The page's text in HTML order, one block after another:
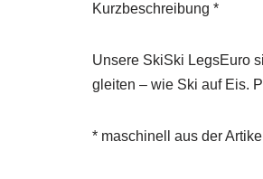
Kurzbeschreibung *
Unsere SkiSki LegsEuro
gleiten – wie Ski auf Eis.
* maschinell aus der